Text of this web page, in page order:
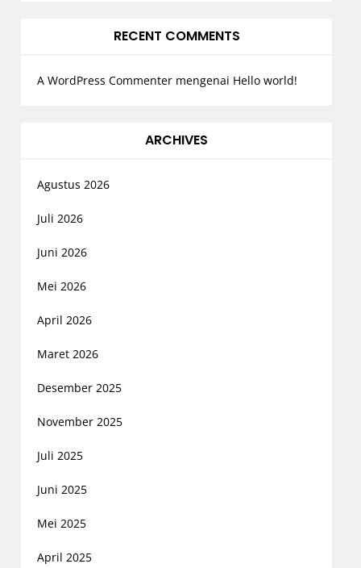
RECENT COMMENTS
A WordPress Commentermengenai Hello world!
ARCHIVES
Agustus 2026
Juli 2026
Juni 2026
Mei 2026
April 2026
Maret 2026
Desember 2025
November 2025
Juli 2025
Juni 2025
Mei 2025
April 2025